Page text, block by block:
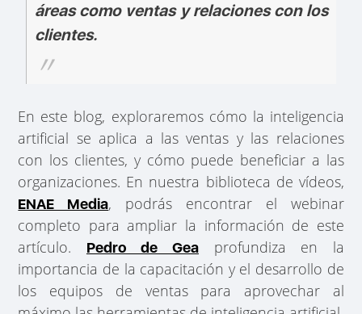
áreas como ventas y relaciones con los
clientes.
En este blog, exploraremos cómo la inteligencia
artificial se aplica a las ventas y las relaciones
con los clientes, y cómo puede beneficiar a las
organizaciones. En nuestra biblioteca de vídeos,
ENAE Media, podrás encontrarel webinar
completo para ampliar la información de este
artículo.
Pedro de Gea profundiza en la
importancia de la capacitación y el desarrollo de
los equipos de ventas para aprovechar al